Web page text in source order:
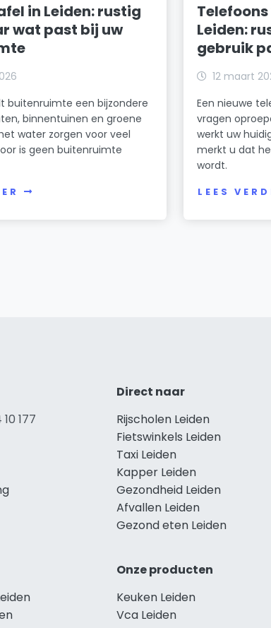
in Leiden: rustig
wat past bij uw
buitenruimte een bijzondere
binnentuinen en groene
water zorgen voor veel
is geen buitenruimte
Leiden:
gebruik
12 maart
Een nieuwe
vragen
werkt uw
merkt u dat
wordt.
LEES
177
Direct naar
Rijscholen Leiden
Fietswinkels Leiden
Taxi Leiden
Kapper Leiden
Gezondheid Leiden
Afvallen Leiden
Gezond eten Leiden
Onze producten
Keuken Leiden
Vca Leiden